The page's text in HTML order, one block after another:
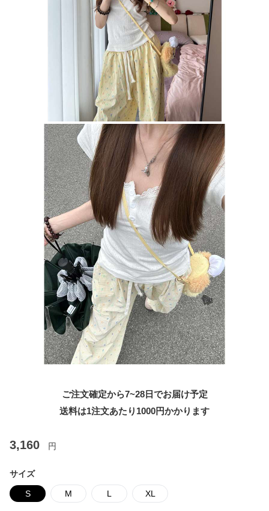
ご注文確定から7~28日でお届け予定
送料は1注文あたり 1000円かかります
3,160 円
サイズ
S M L XL